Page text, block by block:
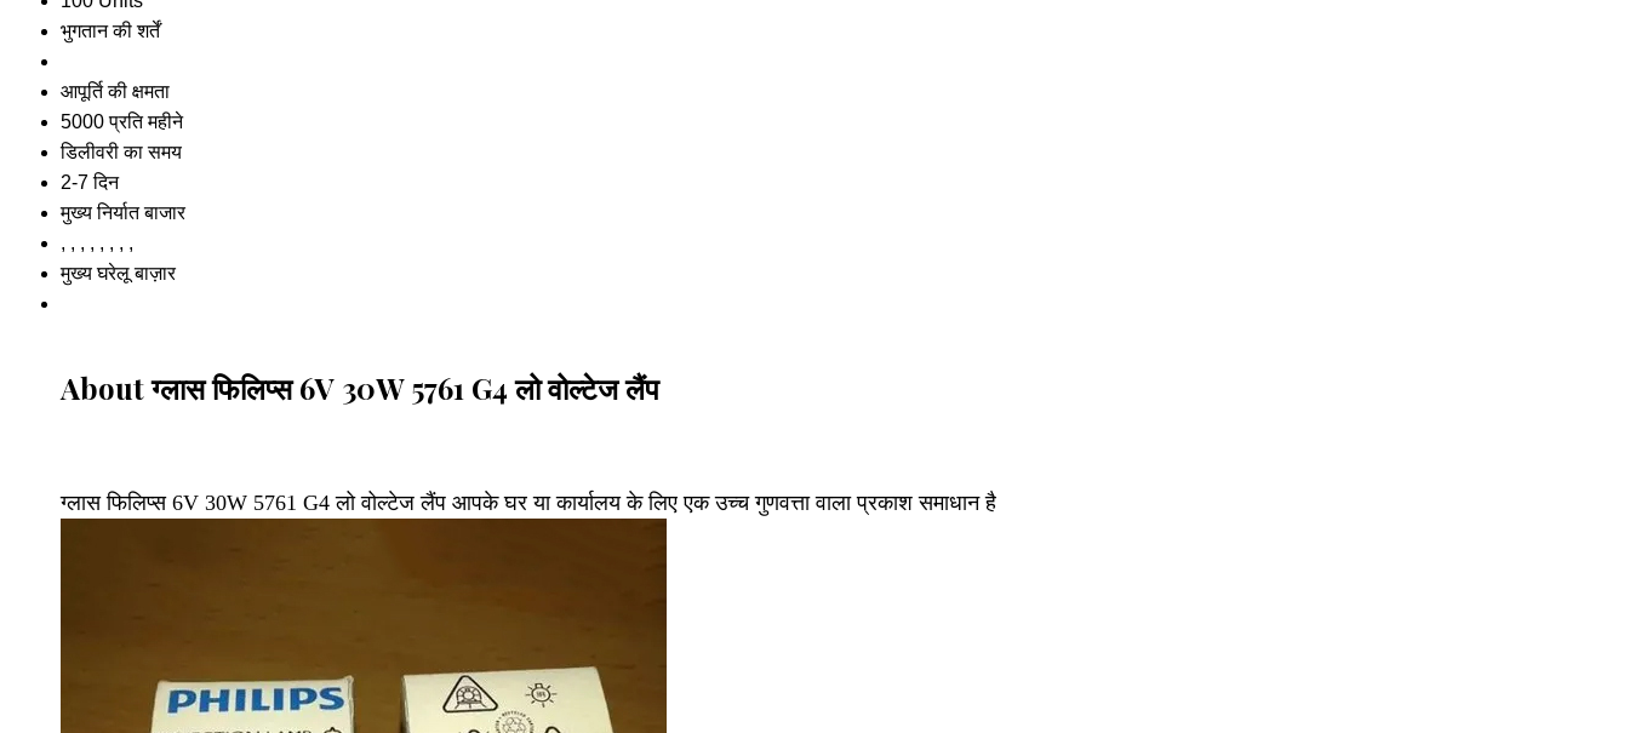
भुगतान की शर्तें
आपूर्ति की क्षमता
5000 प्रति महीने
डिलीवरी का समय
2-7 दिन
मुख्य निर्यात बाजार
, , , , , , , ,
मुख्य घरेलू बाज़ार
About ग्लास फिलिप्स 6V 30W 5761 G4 लो वोल्टेज लैंप
ग्लास फिलिप्स 6V 30W 5761 G4 लो वोल्टेज लैंप आपके घर या कार्यालय के लिए एक उच्च गुणवत्ता वाला प्रकाश समाधान है